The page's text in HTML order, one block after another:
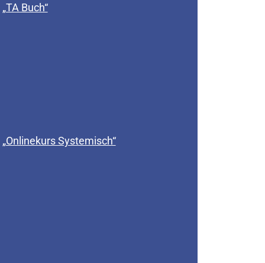
„TA Buch“
„Onlinekurs Systemisch“